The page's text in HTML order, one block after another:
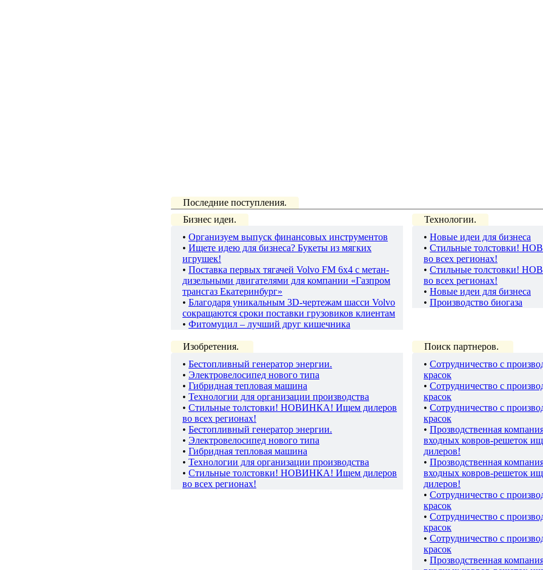
Последние поступления.
Бизнес идеи.
• Организуем выпуск финансовых инструментов
• Ищете идею для бизнеса? Букеты из мягких
игрушек!
• Поставка первых тягачей Volvo FM 6х4 с метан-
дизельными двигателями для компании «Газпром
трансгаз Екатеринбург»
• Благодаря уникальным 3D-чертежам шасси Volvo
сокращаются сроки поставки грузовиков клиентам
• Фитомуцил – лучший друг кишечника
Технологии.
• Новые идеи для бизнеса
• Стильные толстовки!
во всех регионах!
• Стильные толстовки!
во всех регионах!
• Новые идеи для бизнеса
• Производство биогаза
Изобретения.
• Бестопливный генератор энергии.
• Электровелосипед нового типа
• Гибридная тепловая машина
• Технологии для организации производства
• Стильные толстовки! НОВИНКА! Ищем дилеров
во всех регионах!
• Бестопливный генератор энергии.
• Электровелосипед нового типа
• Гибридная тепловая машина
• Технологии для организации производства
• Стильные толстовки! НОВИНКА! Ищем дилеров
во всех регионах!
Поиск партнеров.
• Сотрудничество с
красок
• Сотрудничество с
красок
• Сотрудничество с
красок
• Прозводственная
входных ковров-решеток
дилеров!
• Прозводственная
входных ковров-решеток
дилеров!
• Сотрудничество с
красок
• Сотрудничество с
красок
• Сотрудничество с
красок
• Прозводственная